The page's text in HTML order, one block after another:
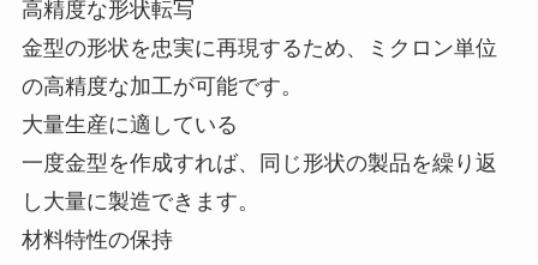
高精度な形状転写
金型の形状を忠実に再現するため、ミクロン単位
の高精度な加工が可能です。
大量生産に適している
一度金型を作成すれば、同じ形状の製品を繰り返
し大量に製造できます。
材料特性の保持